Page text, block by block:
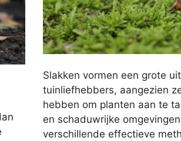
Slakken vormen een grote
tuinliefhebbers, aangezien
hebben om planten aan te
en schaduwrijke
verschillende effectieve